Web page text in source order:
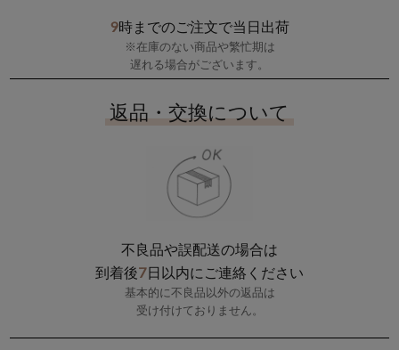
9時までのご注文で当日出荷
※在庫のない商品や繁忙期は
遅れる場合がございます。
返品・交換について
不良品や誤配送の場合は
到着後7日以内にご連絡ください
基本的に不良品以外の返品は
受け付けておりません。